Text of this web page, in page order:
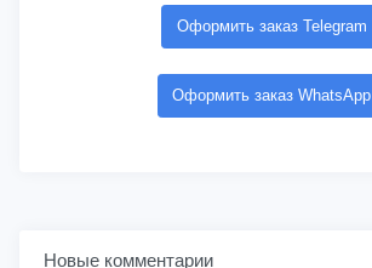
Оформить заказ Telegram
Оформить заказ WhatsApp
Новые комментарии